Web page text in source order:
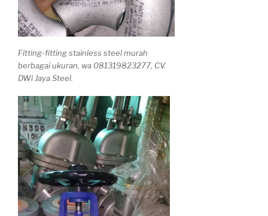
Fitting-fitting stainless steel murah
berbagai ukuran, wa 081319823277, CV.
DWi Jaya Steel.